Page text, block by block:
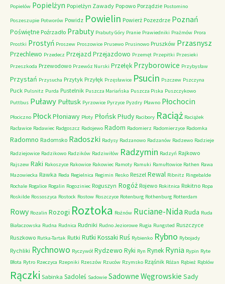
Popielów Popielżyn Popielżyn Zawady Popowo Porządzie Postomino
Poszeszupie Potworów Powidz Powielin Powierż Pozezdrze Poznań
Poświętne Poźrzadło Prabuty Prabuty Góry Pranie Prawiedniki Prażmów Prora
Prostki Prostyń Proszew Proszowice Prusewo Prusinowo Pruszków Przasnysz
Przechlewo Przedecz Przejazd Przejazdowo Przemęt Przepitki Przesieki
Przeszkoda Przewodowo Przewóz Nurski Przełęk Przyborowice Przybysław
Przystań Przysucha Przytyk Przyłęk Przęsławice Psucin Pszczew Pszczyna
Puck Pulsnitz Purda Pustelnik Puszcza Mariańska Puszcza Piska Puszczykowo
Puttbus Puławy Pułtusk Pyrzowice Pyrzyce Pyzdry Pławno Płochocin
Płociczno PłockPłoniawy Płoty PłońskPłudy Racibory Raciąż Raciążek
Racławice Radawiec Radgoszcz Radojewo Radom Radomierz Radomierzyce Radomka
Radomno Radomsko Radoszki Radysy Radzanowo Radzanów Radzewo Radzieje
Radziejowice Radzikowo Radzików Radziwiłów Radzymin Radzyń Rajkowo
Rajszew Raki Rakoszyce Rakowice Rakowiec Ramoty Ramuki Ramułtowice Rathen Rawa
Mazowiecka Rawka Reda Regielnica Regimin Resko Reszel Rewal Ribnitz Ringebalde
Rochale Rogalice Rogalin Rogoziniec Roguszyn Rogóż Rojewo Rokitnica Rokitno Ropa
Roskilde Rossoszyca Rostock Rostow Roszczyce Rotenburg Rothenburg Rotterdam
Rowy Rozalin Rozogi Roztoka Rożnów Ruciane-NidaRuda Ruda
Białaczowska Rudna Rudnica Rudniki Rudno Jeziorowe Rugia Rungsted Ruszczyce
Ruszkowo Rutka-Tartak Rutki Rutki Kossaki Ruś Rybienko Rybno Rybojady
Rychliki Rychnowo Ryczywół Rydzewo Ryki Ryn Rynek Rynia Rypin Ryte
Błota Rytro Rzeczyca Rzepniki Rzeszów Rzuców Rzymsko Rząśnik Różan Rąbież Rąblów
Rączki Sabinka Sadoleś Sadowie Sadowne Węgrowskie Sady